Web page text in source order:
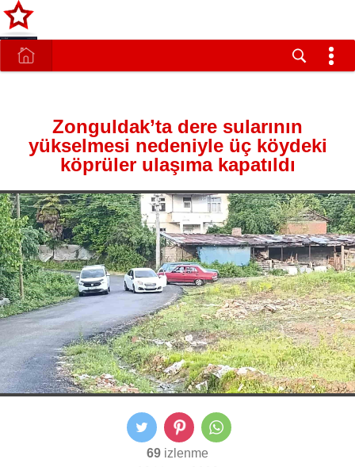
Zonguldak’ta dere sularının
yükselmesi nedeniyle üç köydeki
köprüler ulaşıma kapatıldı
69 izlenme